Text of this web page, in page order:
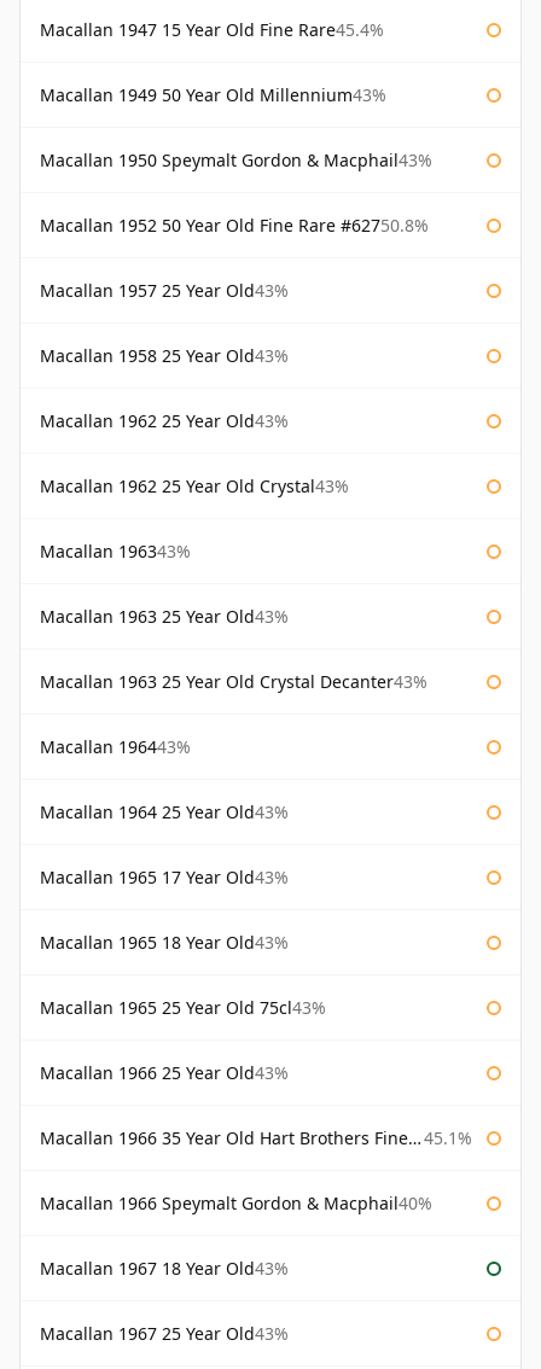
Macallan 1947 15 Year Old Fine Rare45.4%
Macallan 1949 50 Year Old Millennium43%
Macallan 1950 Speymalt Gordon & Macphail43%
Macallan 1952 50 Year Old Fine Rare #62750.8%
Macallan 1957 25 Year Old43%
Macallan 1958 25 Year Old43%
Macallan 1962 25 Year Old43%
Macallan 1962 25 Year Old Crystal43%
Macallan 196343%
Macallan 1963 25 Year Old43%
Macallan 1963 25 Year Old Crystal Decanter43%
Macallan 196443%
Macallan 1964 25 Year Old43%
Macallan 1965 17 Year Old43%
Macallan 1965 18 Year Old43%
Macallan 1965 25 Year Old 75cl43%
Macallan 1966 25 Year Old43%
Macallan 1966 35 Year Old Hart Brothers Finest Collection 45.1%
Macallan 1966 Speymalt Gordon & Macphail40%
Macallan 1967 18 Year Old43%
Macallan 1967 25 Year Old43%